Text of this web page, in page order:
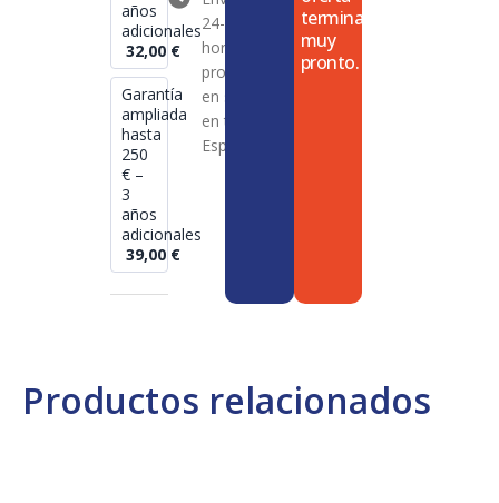
Productos relacionados
años
adicionales
32,00 €
Garantía
ampliada
hasta
250
€ –
3
años
adicionales
39,00 €
24-72
horas en
productos
en stock
en toda
España
termina
muy
pronto.